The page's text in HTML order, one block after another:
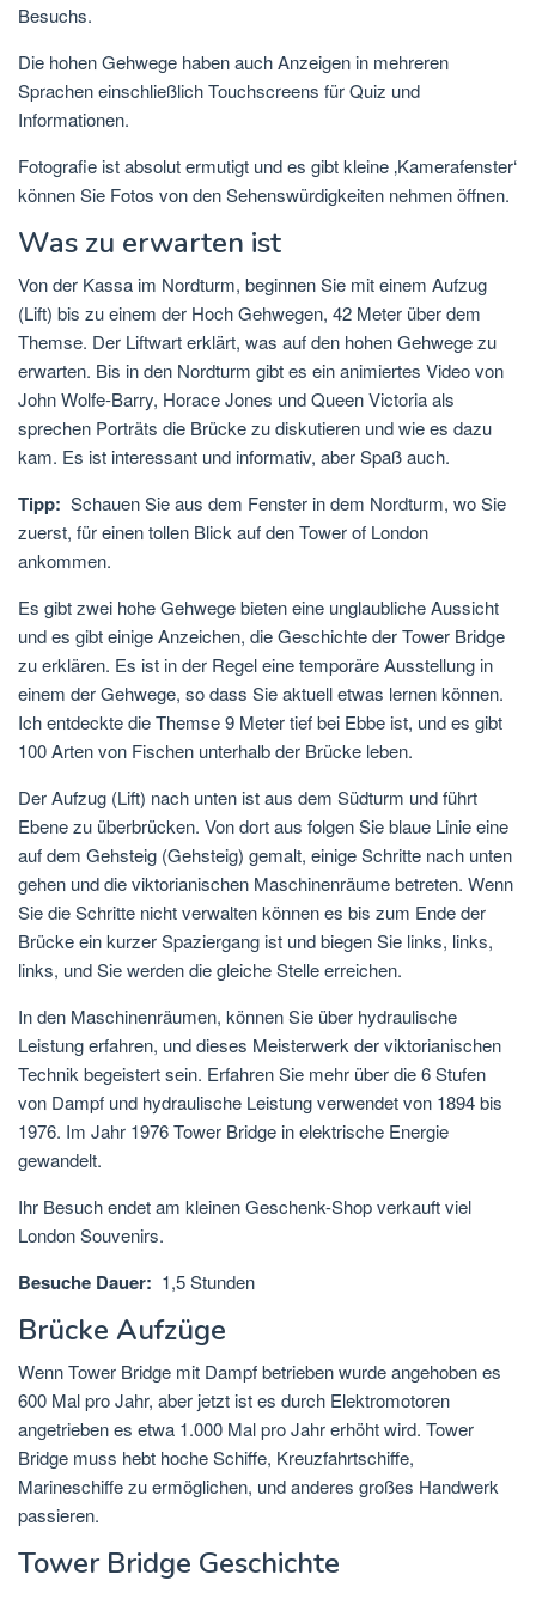
Besuchs.
Die hohen Gehwege haben auch Anzeigen in mehreren
Sprachen einschließlich Touchscreens für Quiz und
Informationen.
Fotografie ist absolut ermutigt und es gibt kleine ‚Kamerafenster‘
können Sie Fotos von den Sehenswürdigkeiten nehmen öffnen.
Was zu erwarten ist
Von der Kassa im Nordturm, beginnen Sie mit einem Aufzug
(Lift) bis zu einem der Hoch Gehwegen, 42 Meter über dem
Themse. Der Liftwart erklärt, was auf den hohen Gehwege zu
erwarten. Bis in den Nordturm gibt es ein animiertes Video von
John Wolfe-Barry, Horace Jones und Queen Victoria als
sprechen Porträts die Brücke zu diskutieren und wie es dazu
kam. Es ist interessant und informativ, aber Spaß auch.
Tipp: Schauen Sie aus dem Fenster in dem Nordturm, wo Sie
zuerst, für einen tollen Blick auf den Tower of London
ankommen.
Es gibt zwei hohe Gehwege bieten eine unglaubliche Aussicht
und es gibt einige Anzeichen, die Geschichte der Tower Bridge
zu erklären. Es ist in der Regel eine temporäre Ausstellung in
einem der Gehwege, so dass Sie aktuell etwas lernen können.
Ich entdeckte die Themse 9 Meter tief bei Ebbe ist, und es gibt
100 Arten von Fischen unterhalb der Brücke leben.
Der Aufzug (Lift) nach unten ist aus dem Südturm und führt
Ebene zu überbrücken. Von dort aus folgen Sie blaue Linie eine
auf dem Gehsteig (Gehsteig) gemalt, einige Schritte nach unten
gehen und die viktorianischen Maschinenräume betreten. Wenn
Sie die Schritte nicht verwalten können es bis zum Ende der
Brücke ein kurzer Spaziergang ist und biegen Sie links, links,
links, und Sie werden die gleiche Stelle erreichen.
In den Maschinenräumen, können Sie über hydraulische
Leistung erfahren, und dieses Meisterwerk der viktorianischen
Technik begeistert sein. Erfahren Sie mehr über die 6 Stufen
von Dampf und hydraulische Leistung verwendet von 1894 bis
1976. Im Jahr 1976 Tower Bridge in elektrische Energie
gewandelt.
Ihr Besuch endet am kleinen Geschenk-Shop verkauft viel
London Souvenirs.
Besuche Dauer: 1,5 Stunden
Brücke Aufzüge
Wenn Tower Bridge mit Dampf betrieben wurde angehoben es
600 Mal pro Jahr, aber jetzt ist es durch Elektromotoren
angetrieben es etwa 1.000 Mal pro Jahr erhöht wird. Tower
Bridge muss hebt hoche Schiffe, Kreuzfahrtschiffe,
Marineschiffe zu ermöglichen, und anderes großes Handwerk
passieren.
Tower Bridge Geschichte